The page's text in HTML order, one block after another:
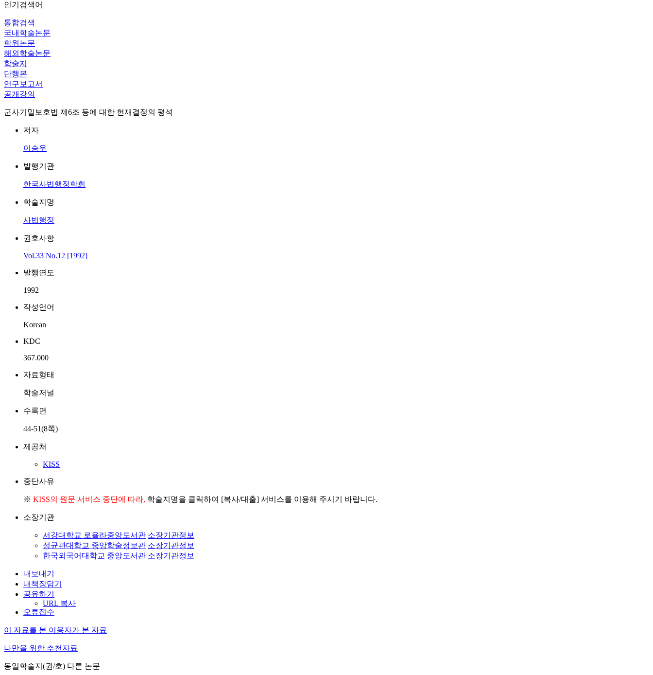
인기검색어
통합검색
국내학술논문
학위논문
해외학술논문
학술지
단행본
연구보고서
공개강의
군사기밀보호법 제6조 등에 대한 헌재결정의 평석
저자
이승우
발행기관
한국사법행정학회
학술지명
사법행정
권호사항
Vol.33 No.12 [1992]
발행연도
1992
작성언어
Korean
KDC
367.000
자료형태
학술저널
수록면
44-51(8쪽)
제공처
KISS
중단사유
※ KISS의 원문 서비스 중단에 따라, 학술지명을 클릭하여 [복사/대출] 서비스를 이용해 주시기 바랍니다.
소장기관
서강대학교 로욜라중앙도서관 소장기관정보
성균관대학교 중앙학술정보관 소장기관정보
한국외국어대학교 중앙도서관 소장기관정보
내보내기
내책장담기
공유하기
URL 복사
오류접수
이 자료를 본 이용자가 본 자료
나만을 위한 추천자료
동일학술지(권/호) 다른 논문